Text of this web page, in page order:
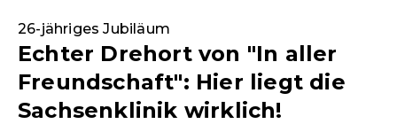
26-jähriges Jubiläum
Echter Drehort von "In aller
Freundschaft": Hier liegt die
Sachsenklinik wirklich!